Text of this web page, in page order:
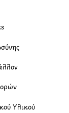
Υλικού